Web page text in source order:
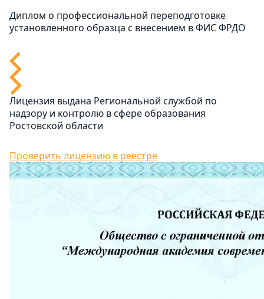
Диплом о профессиональной переподготовке
установленного образца с внесением в ФИС ФРДО
Лицензия выдана Региональной службой по
надзору и контролю в сфере образования
Ростовской области
Проверить лицензию в реестре